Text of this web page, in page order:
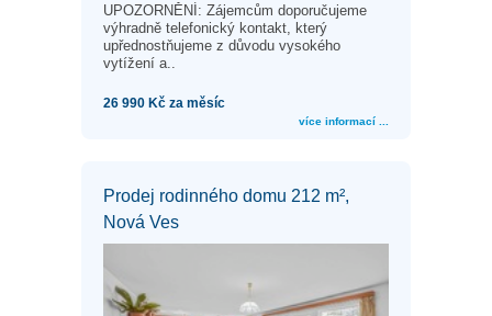
UPOZORNĚNÍ: Zájemcům doporučujeme
výhradně telefonický kontakt, který
upřednostňujeme z důvodu vysokého
vytížení a..
26 990 Kč za měsíc
více informací ...
Prodej rodinného domu 212 m²,
Nová Ves